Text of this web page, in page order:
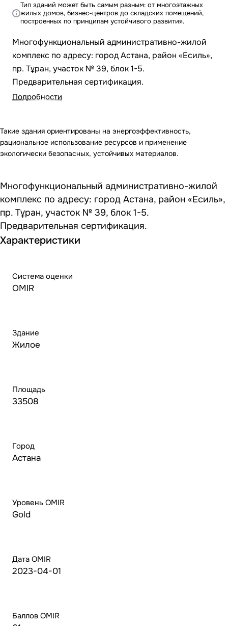
Тип зданий может быть самым разным: от многоэтажных
жилых домов, бизнес-центров до складских помещений,
построенных по принципам устойчивого развития.
Многофункциональный административно-жилой
комплекс по адресу: город Астана, район «Есиль»,
пр. Тұран, участок № 39, блок 1-5.
Предварительная сертификация.
Подробности
Такие здания ориентированы на энергоэффективность,
рациональное использование ресурсов и применение
экологически безопасных, устойчивых материалов.
Многофункциональный административно-жилой
комплекс по адресу: город Астана, район «Есиль»,
пр. Тұран, участок № 39, блок 1-5.
Предварительная сертификация.
Характеристики
Система оценки
OMIR
Здание
Жилое
Площадь
33508
Город
Астана
Уровень OMIR
Gold
Дата OMIR
2023-04-01
Баллов OMIR